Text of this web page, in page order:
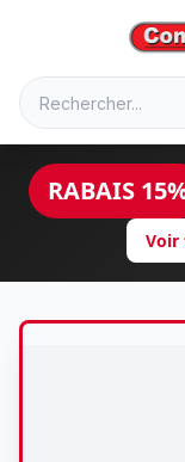
RABAIS
Voir